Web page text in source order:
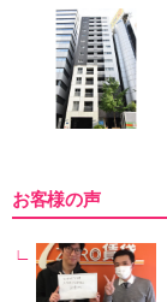
お客様の声